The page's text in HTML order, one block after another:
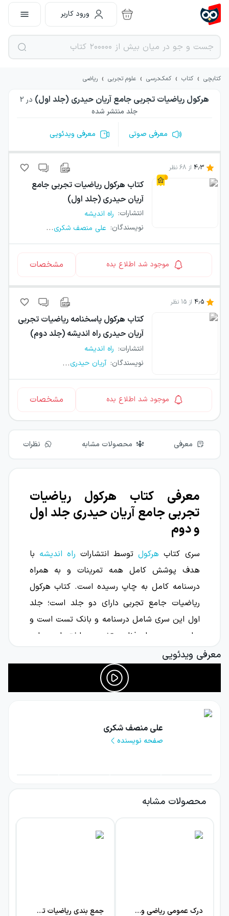
ورود کاربر
کتابچی › کتاب › کمک‌درسی › علوم تجربی › ریاضی
هرکول ریاضیات تجربی جامع آریان حیدری (جلد اول) در 2
جلد منتشر شده
معرفی صوتی معرفی ویدئویی
4.3 از68 نظر
کتاب هرکول ریاضیات تجربی جامع
آریان حیدری (جلد اول)
انتشارات: راه اندیشه
نویسندگان: علی منصف شکری...
موجود شد اطلاع بده مشخصات
4.5 از15 نظر
کتاب هرکول پاسخنامه ریاضیات تجربی
آریان حیدری راه اندیشه (جلد دوم)
انتشارات: راه اندیشه
نویسندگان: آریان حیدری...
موجود شد اطلاع بده مشخصات
معرفی محصولات مشابه نظرات
معرفی کتاب هرکول ریاضیات
تجربی جامع آریان حیدری جلد اول
و دوم
سری کتاب هرکولتوسط انتشارات راه اندیشه با
هدف پوشش کامل همه تمرینات و به همراه
درسنامه کامل به چاپ رسیده است. کتاب هرکول
ریاضیات جامع تجربی دارای دو جلد است؛ جلد
اول این سری شامل درسنامه و بانک تست است و
جلد دوم به پاسخ‌نامه تشریحی اختصاص داده
شده است. در این کتاب در ابتدای هر فصل
درسنامه‌ای کامل و تیپ‌بندی شده قرار گرفته که
بعد از آموزش مبحث مورد نظر، تست‌های کنکوری
حل راحت‌تر تست‌ها آورده شده که نیاز به توجه
هستند. جلد اول این کتاب در
برای دانش‌آموزان است
معرفی ویدئویی
علی منصف شکری
صفحه نویسنده
محصولات مشابه
درک عمومی ریاضی و فیزیک راه اندیشه جمع بندی ریاضیات تجربی مهروماه